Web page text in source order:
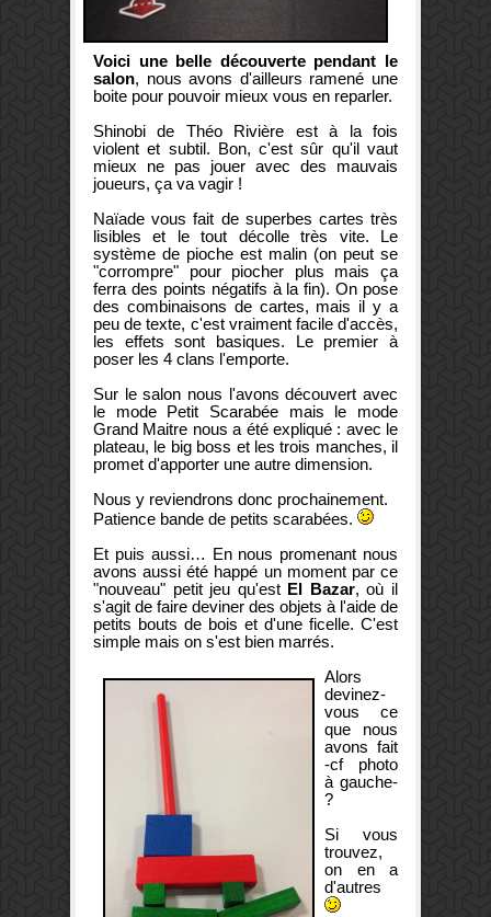
Voici une belle découverte pendant le
salon, nous avons d'ailleurs ramené une
boite pour pouvoir mieux vous en reparler.
Shinobi de Théo Rivière est à la fois
violent et subtil. Bon, c'est sûr qu'il vaut
mieux ne pas jouer avec des mauvais
joueurs, ça va vagir !
Naïade vous fait de superbes cartes très
lisibles et le tout décolle très vite. Le
système de pioche est malin (on peut se
"corrompre" pour piocher plus mais ça
ferra des points négatifs à la fin). On pose
des combinaisons de cartes, mais il y a
peu de texte, c'est vraiment facile d'accès,
les effets sont basiques. Le premier à
poser les 4 clans l'emporte.
Sur le salon nous l'avons découvert avec
le mode Petit Scarabée mais le mode
Grand Maitre nous a été expliqué : avec le
plateau, le big boss et les trois manches, il
promet d'apporter une autre dimension.
Nous y reviendrons donc prochainement.
Patience bande de petits scarabées.
Et puis aussi… En nous promenant nous
avons aussi été happé un moment par ce
"nouveau" petit jeu qu'est El Bazar, où il
s'agit de faire deviner des objets à l'aide de
petits bouts de bois et d'une ficelle. C'est
simple mais on s'est bien marrés.
Alors
devinez-
vous ce
que nous
avons fait
-cf photo
à gauche-
?
Si vous
trouvez,
on en a
d'autres